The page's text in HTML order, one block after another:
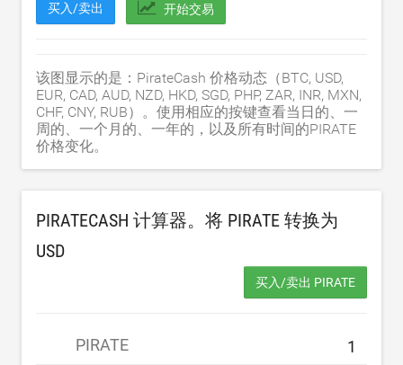
买入/卖出 开始交易
该图显示的是：PirateCash 价格动态（BTC, USD,
EUR, CAD, AUD, NZD, HKD, SGD, PHP, ZAR, INR, MXN,
CHF, CNY, RUB）。使用相应的按键查看当日的、一
周的、一个月的、一年的，以及所有时间的PIRATE
价格变化。
PIRATECASH 计算器。将 PIRATE 转换为
USD
买入/卖出 PIRATE
PIRATE